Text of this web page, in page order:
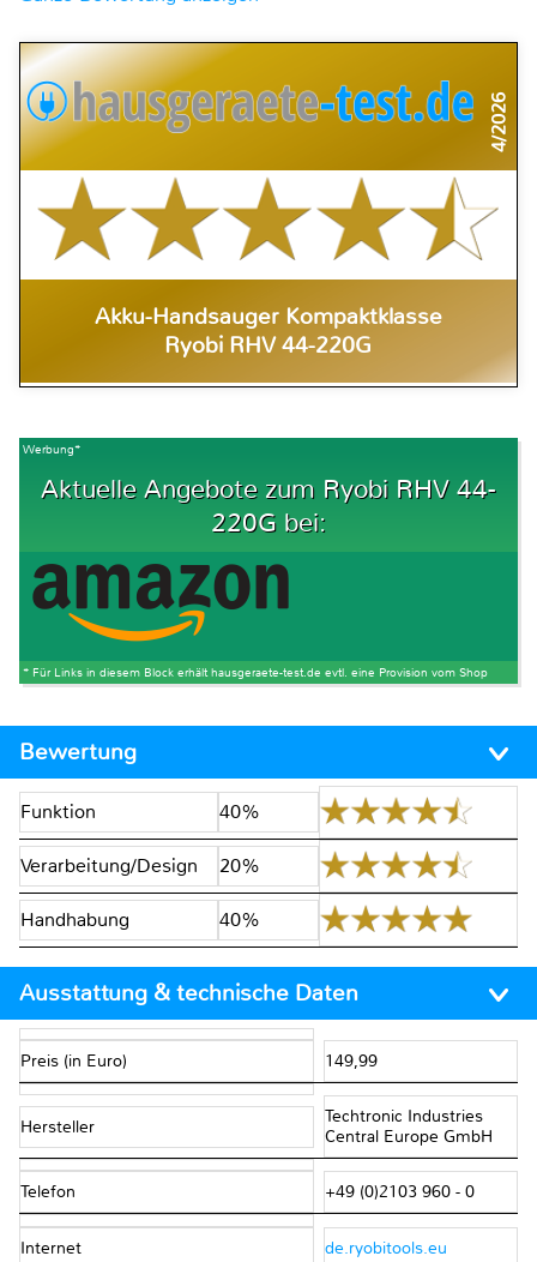
4/2026
Akku-Handsauger Kompaktklasse
Ryobi RHV 44-220G
Werbung*
Aktuelle Angebote zum Ryobi RHV 44-
220G bei:
* Für Links in diesem Block erhält hausgeraete-test.de evtl. eine Provision vom Shop
Bewertung
Funktion 40%
Verarbeitung/Design 20%
Handhabung 40%
Ausstattung & technische Daten
Preis (in Euro) 149,99
Hersteller
Techtronic Industries
Central Europe GmbH
Telefon +49 (0)2103 960 - 0
Internet de.ryobitools.eu